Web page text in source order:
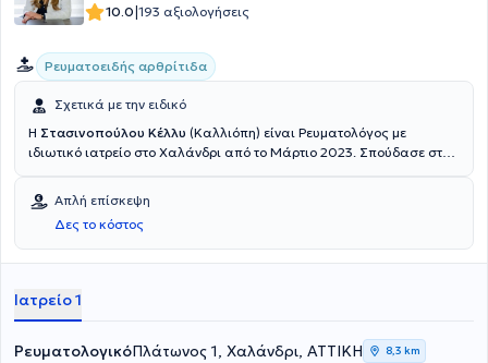
10.0|193 αξιολογήσεις
Ρευματοειδής αρθρίτιδα
Σχετικά με την ειδικό
Η Στασινοπούλου Κέλλυ (Καλλιόπη) είναι Ρευματολόγος με
ιδιωτικό ιατρείο στο Χαλάνδρι από το Μάρτιο 2023. Σπούδασε στην
Αθηνών και ειδικεύτηκε στη Σουηδία. Συγκεκριμένα, ήταν
ειδικευόμενη της Ρευματολογικής κλινικής του ΝU-Sjukvården,
Uddevalla Hospital και του Sahlgrenksa University Hospital, στο
οποίο μέχρι πρόσφατα διατελούσε χρέη Επιμελήτριας. Τέλος,
Απλή επίσκεψη
Δες το κόστος
Ιατρείο 1
ΡευματολογικόΠλάτωνος 1, Χαλάνδρι, ΑΤΤΙΚΗ 8,3 km